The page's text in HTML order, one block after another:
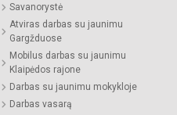
Savanorystė
Atviras darbas su jaunimu
Gargžduose
Mobilus darbas su jaunimu
Klaipėdos rajone
Darbas su jaunimu mokykloje
Darbas vasarą